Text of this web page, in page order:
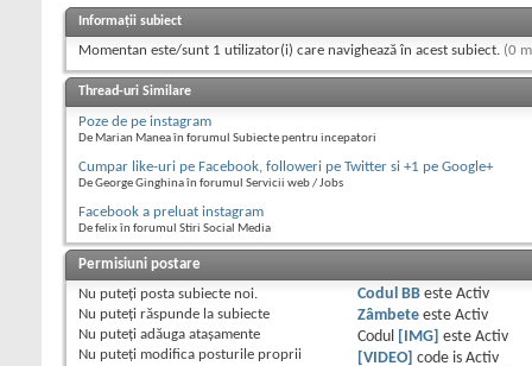
Informații subiect
Momentan este/sunt 1 utilizator(i) care navighează în acest subiect. (0
Thread-uri Similare
Poze de pe instagram
De Marian Manea în forumul Subiecte pentru incepatori
Cumpar like-uri pe Facebook, followeri pe Twitter si +1 pe Google+
De George Ginghina în forumul Servicii web / Jobs
Facebook a preluat instagram
De felix în forumul Stiri Social Media
Permisiuni postare
Nu puteţi posta subiecte noi.
Nu puteţi răspunde la subiecte
Nu puteţi adăuga ataşamente
Nu puteţi modifica posturile proprii
Codul BBeste Activ
Zâmbeteeste Activ
Codul
[IMG] este Activ
[VIDEO]
code is Activ